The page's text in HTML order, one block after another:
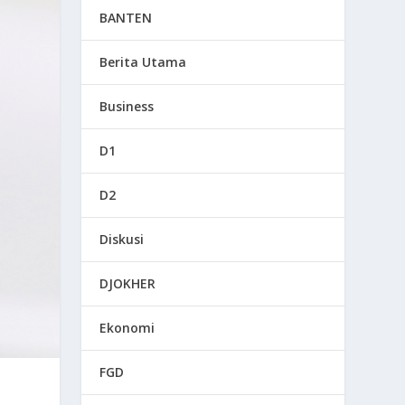
BANTEN
Berita Utama
Business
D1
D2
Diskusi
DJOKHER
Ekonomi
FGD